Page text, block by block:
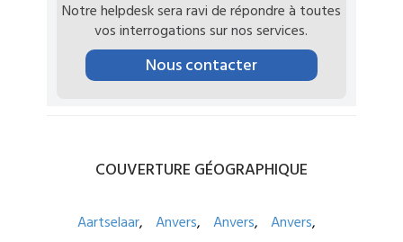
Notre helpdesk sera ravi de répondre à toutes
vos interrogations sur nos services.
Nous contacter
COUVERTURE GÉOGRAPHIQUE
Aartselaar Anvers Anvers
Anvers